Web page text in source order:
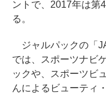
ントで、2017年は第
る。
ジャルパックの「
では、スポーツナビ
ックや、スポーツビ
んによるビューティ